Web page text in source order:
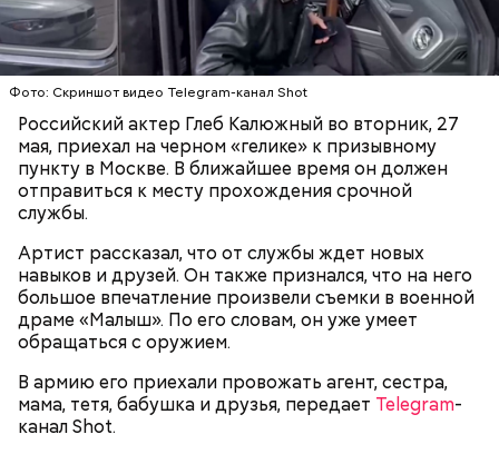
Фото: Скриншот видео Telegram-канал Shot
Российский актер Глеб Калюжный во вторник, 27
мая, приехал на черном «гелике» к призывному
пункту в Москве. В ближайшее время он должен
отправиться к месту прохождения срочной
службы.
Артист рассказал, что от службы ждет новых
навыков и друзей. Он также признался, что на него
большое впечатление произвели съемки в военной
драме «Малыш». По его словам, он уже умеет
обращаться с оружием.
В армию его приехали провожать агент, сестра,
мама, тетя, бабушка и друзья, передает Telegram-
канал Shot.
Спагетти из кабачков
— В дыне содержится много сахара, который
представлен фруктозой. С одной стороны — это
хорошо, потому что дает энергию. Но важно
помнить, что сладкими дынями не нужно сильно
увлекаться, так же как и арбузами, людям с
сахарным диабетом и лишним весом, —
Терапевт Кондрахин назвал
продукты и напитки, которые
выводят токсины из организма
Чистит сосуды и защищает от
рака: чем полезен кресс-салат